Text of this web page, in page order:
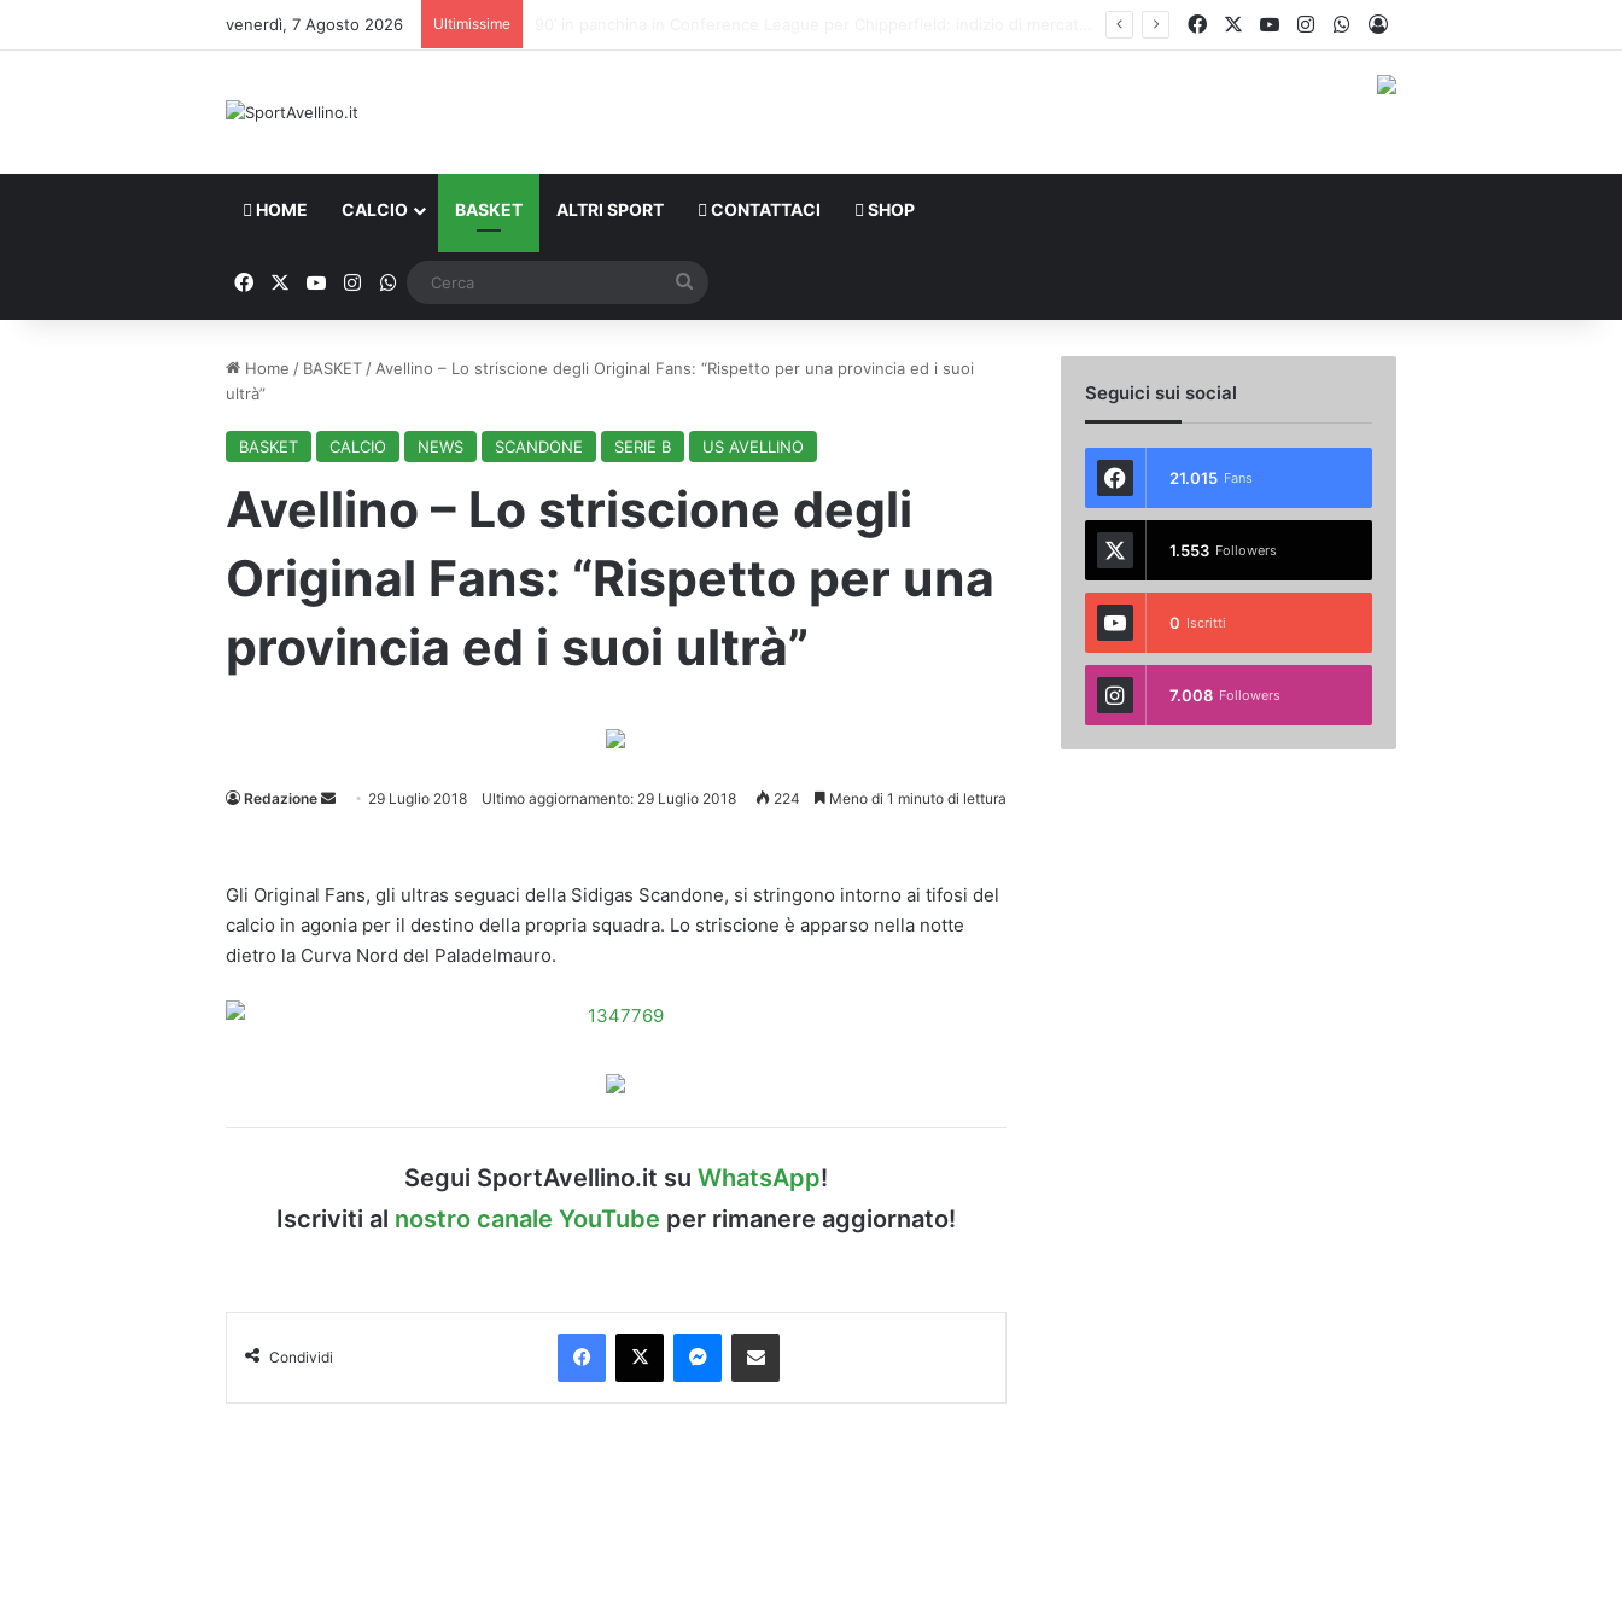
venerdì, 7 Agosto 2026 Ultimissime FacebookYou TubeInstagramWhatsApp
Accedi
HOME CALCIO BASKET ALTRI SPORT CONTATTACI SHOP
FacebookYou TubeInstagram
WhatsApp
Home / BASKET / Avellino – Lo striscione degli Original Fans: “Rispetto per una provincia ed i suoi
ultrà”
BASKET CALCIO NEWS SCANDONE SERIE B US AVELLINO
Avellino – Lo striscione degli
Original Fans: “Rispetto per una
provincia ed i suoi ultrà”
Redazione
Invia 29 Luglio 2018 Ultimo aggiornamento: 29 Luglio 2018 224 Meno di 1 minuto di lettura
Gli Original Fans, gli ultras seguaci della Sidigas Scandone, si stringono intorno ai tifosi del
calcio in agonia per il destino della propria squadra. Lo striscione è apparso nella notte
dietro la Curva Nord del Paladelmauro.
Segui SportAvellino.it su WhatsApp!
Iscriviti al nostro canale YouTube per rimanere aggiornato!
Condividi
Facebook
X Messenger
Condividi via Email
Seguici sui social
21.015 Fans
1.553 Followers
0 Iscritti
7.008 Followers